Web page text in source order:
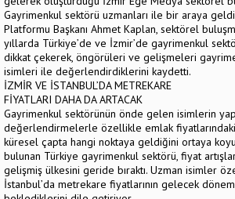
Gayrimenkul sektörü uzmanları ile bir araya
Platformu Başkanı Ahmet Kaplan, sektörel
yıllarda Türkiye’de ve İzmir’de gayrimenkul
dikkat çekerek, öngörüleri ve gelişmeleri
isimleri ile değerlendirdiklerini kaydetti.
İZMİR VE İSTANBUL’DA METREKARE
FİYATLARI DAHA DA ARTACAK
Gayrimenkul sektörünün önde gelen isimlerin
değerlendirmelerle özellikle emlak fiyatlarındaki
küresel çapta hangi noktaya geldiğini ortaya
bulunan Türkiye gayrimenkul sektörü, fiyat
gelişmiş ülkesini geride bıraktı. Uzman isimler
İstanbul’da metrekare fiyatlarının gelecek